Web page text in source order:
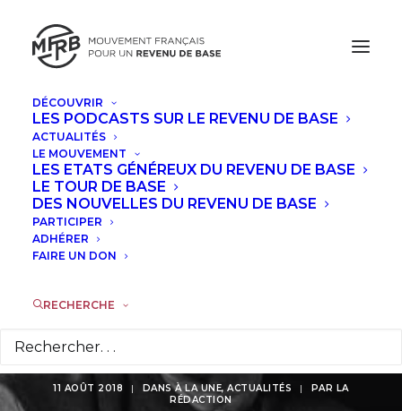
DÉCOUVRIR
LES PODCASTS SUR LE REVENU DE BASE
ACTUALITÉS
LE MOUVEMENT
LES ETATS GÉNÉREUX DU REVENU DE BASE
LE TOUR DE BASE
DES NOUVELLES DU REVENU DE BASE
PARTICIPER
ADHÉRER
FAIRE UN DON
RECHERCHE
Muhammad Yunus,
prix Nobel de la paix
en 2006, se
prononce pour
l’instauration d’un
revenu de base
11 AOÛT 2018 | DANSÀ LA UNE,ACTUALITÉS | PAR LA
RÉDACTION